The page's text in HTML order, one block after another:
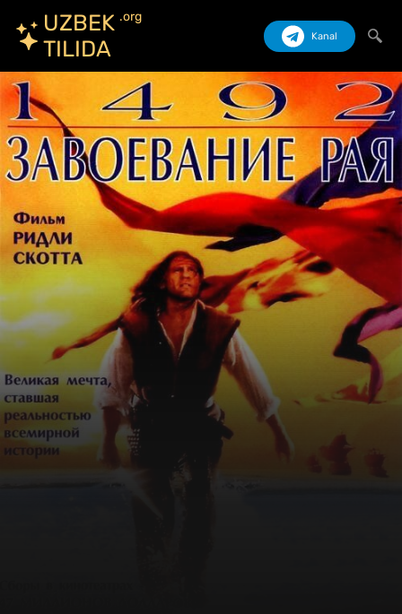
UZBEK
TILIDA
.org
Kanal
Izlash